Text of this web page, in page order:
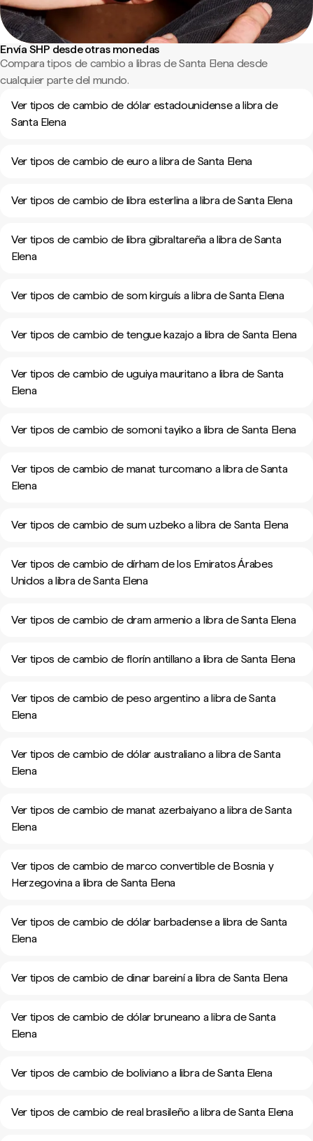
Envía SHP desde otras monedas
Compara tipos de cambio a libras de Santa Elena desde
cualquier parte del mundo.
Ver tipos de cambio de dólar estadounidense a libra de
Santa Elena
Ver tipos de cambio de euro a libra de Santa Elena
Ver tipos de cambio de libra esterlina a libra de Santa Elena
Ver tipos de cambio de libra gibraltareña a libra de Santa
Elena
Ver tipos de cambio de som kirguís a libra de Santa Elena
Ver tipos de cambio de tengue kazajo a libra de Santa Elena
Ver tipos de cambio de uguiya mauritano a libra de Santa
Elena
Ver tipos de cambio de somoni tayiko a libra de Santa Elena
Ver tipos de cambio de manat turcomano a libra de Santa
Elena
Ver tipos de cambio de sum uzbeko a libra de Santa Elena
Ver tipos de cambio de dírham de los Emiratos Árabes
Unidos a libra de Santa Elena
Ver tipos de cambio de dram armenio a libra de Santa Elena
Ver tipos de cambio de florín antillano a libra de Santa Elena
Ver tipos de cambio de peso argentino a libra de Santa
Elena
Ver tipos de cambio de dólar australiano a libra de Santa
Elena
Ver tipos de cambio de manat azerbaiyano a libra de Santa
Elena
Ver tipos de cambio de marco convertible de Bosnia y
Herzegovina a libra de Santa Elena
Ver tipos de cambio de dólar barbadense a libra de Santa
Elena
Ver tipos de cambio de dinar bareiní a libra de Santa Elena
Ver tipos de cambio de dólar bruneano a libra de Santa
Elena
Ver tipos de cambio de boliviano a libra de Santa Elena
Ver tipos de cambio de real brasileño a libra de Santa Elena